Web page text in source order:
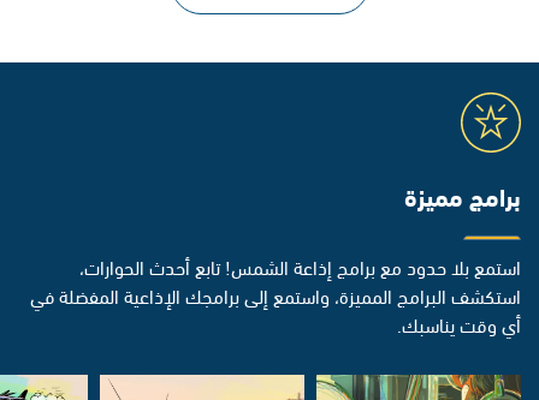
برامج مميزة
استمع بلا حدود مع برامج إذاعة الشمس! تابع أحدث الحوارات،
استكشف البرامج المميزة، واستمع إلى برامجك الإذاعية المفضلة في
أي وقت يناسبك.